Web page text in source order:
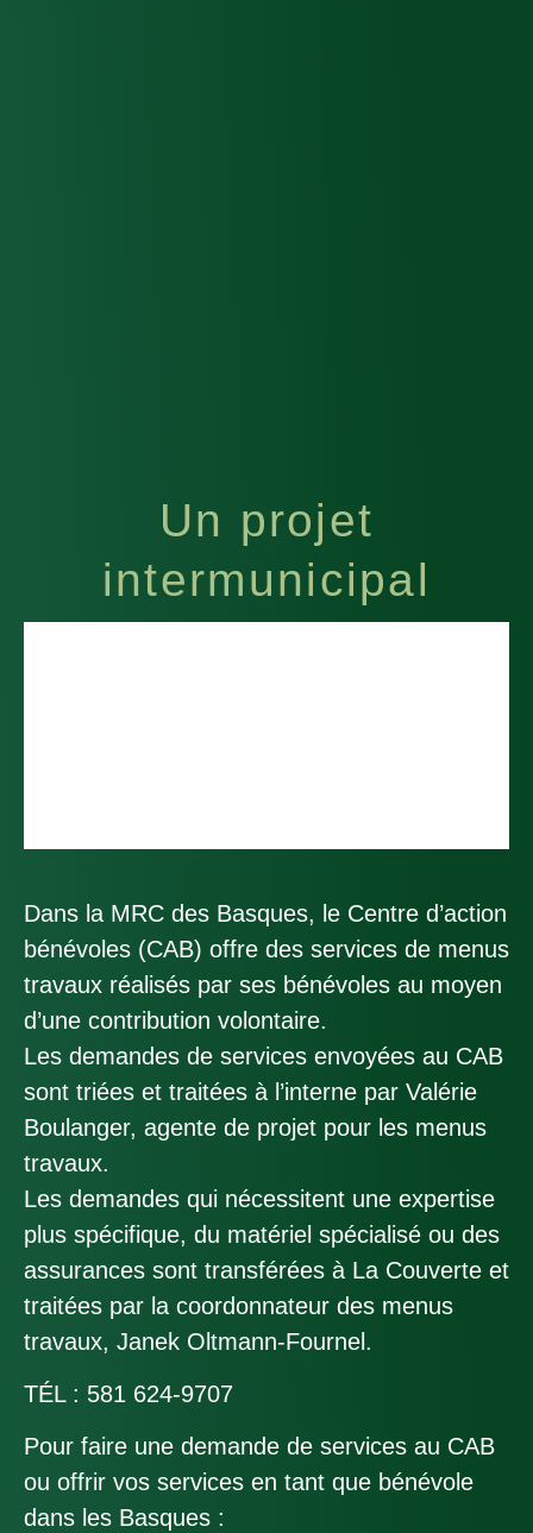
Un projet
intermunicipal
Dans la MRC des Basques, le Centre d’action
bénévoles (CAB) offre des services de menus
travaux réalisés par ses bénévoles au moyen
d’une contribution volontaire.
Les demandes de services envoyées au CAB
sont triées et traitées à l’interne par Valérie
Boulanger, agente de projet pour les menus
travaux.
Les demandes qui nécessitent une expertise
plus spécifique, du matériel spécialisé ou des
assurances sont transférées à La Couverte et
traitées par la coordonnateur des menus
travaux, Janek Oltmann-Fournel.
TÉL : 581 624-9707
Pour faire une demande de services au CAB
ou offrir vos services en tant que bénévole
dans les Basques :